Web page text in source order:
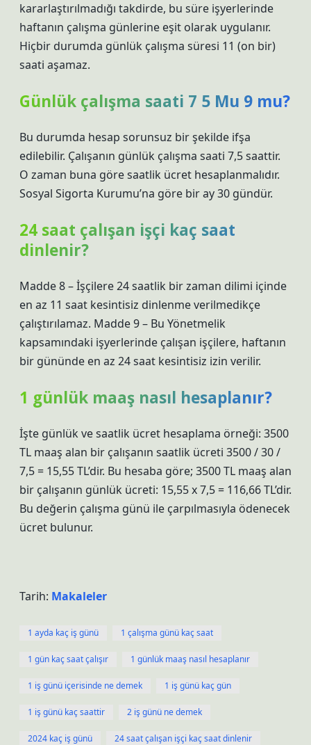
kararlaştırılmadığı takdirde, bu süre işyerlerinde
haftanın çalışma günlerine eşit olarak uygulanır.
Hiçbir durumda günlük çalışma süresi 11 (on bir)
saati aşamaz.
Günlük çalışma saati 7 5 Mu 9 mu?
Bu durumda hesap sorunsuz bir şekilde ifşa
edilebilir. Çalışanın günlük çalışma saati 7,5 saattir.
O zaman buna göre saatlik ücret hesaplanmalıdır.
Sosyal Sigorta Kurumu’na göre bir ay 30 gündür.
24 saat çalışan işçi kaç saat
dinlenir?
Madde 8 – İşçilere 24 saatlik bir zaman dilimi içinde
en az 11 saat kesintisiz dinlenme verilmedikçe
çalıştırılamaz. Madde 9 – Bu Yönetmelik
kapsamındaki işyerlerinde çalışan işçilere, haftanın
bir gününde en az 24 saat kesintisiz izin verilir.
1 günlük maaş nasıl hesaplanır?
İşte günlük ve saatlik ücret hesaplama örneği: 3500
TL maaş alan bir çalışanın saatlik ücreti 3500 / 30 /
7,5 = 15,55 TL’dir. Bu hesaba göre; 3500 TL maaş alan
bir çalışanın günlük ücreti: 15,55 x 7,5 = 116,66 TL’dir.
Bu değerin çalışma günü ile çarpılmasıyla ödenecek
ücret bulunur.
Tarih: Makaleler
1 ayda kaç iş günü 1 çalışma günü kaç saat
1 gün kaç saat çalışır 1 günlük maaş nasıl hesaplanır
1 iş günü içerisinde ne demek 1 iş günü kaç gün
1 iş günü kaç saattir 2 iş günü ne demek
2024 kaç iş günü 24 saat çalışan işçi kaç saat dinlenir